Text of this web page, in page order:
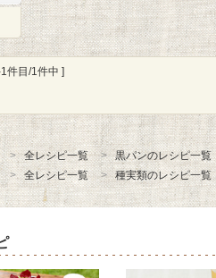
件目/1件中 ]
全レシピ一覧
黒パンのレシピ一覧
全レシピ一覧 種実類のレシピ一覧